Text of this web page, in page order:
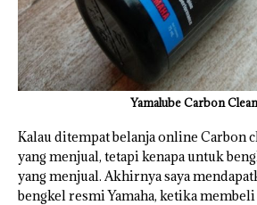
Yamalube Carbon
Kalau ditempat belanja online Carbon
yang menjual, tetapi kenapa untuk
yang menjual. Akhirnya saya
bengkel resmi Yamaha, ketika